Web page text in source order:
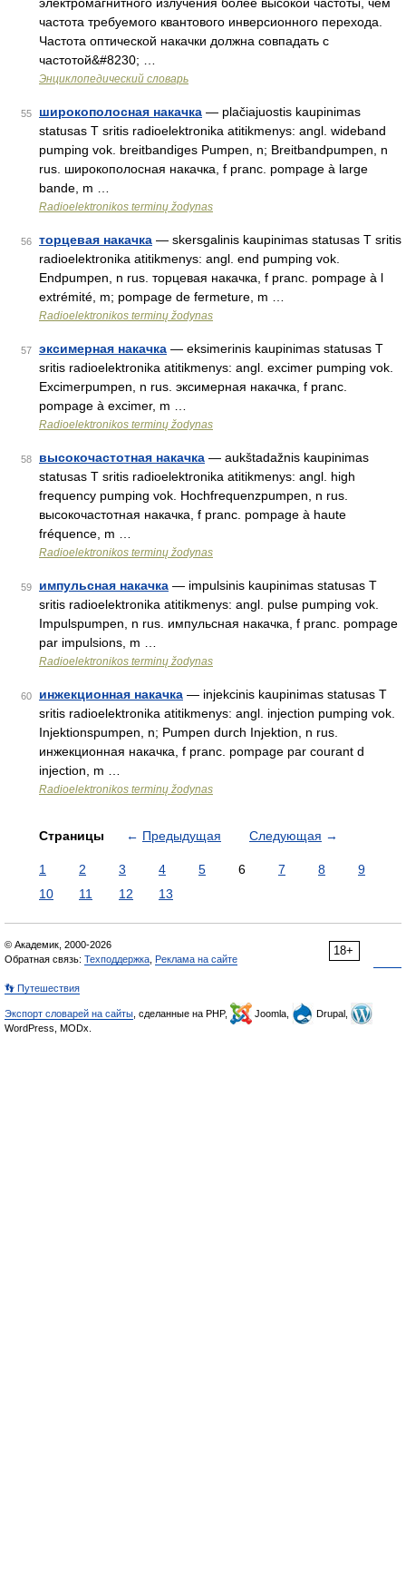
частота требуемого квантового инверсионного перехода.
Частота оптической накачки должна совпадать с
частотой&#8230; …
Энциклопедический словарь
55 широкополосная накачка — plačiajuostis kaupinimas
statusas T sritis radioelektronika atitikmenys: angl. wideband
pumping vok. breitbandiges Pumpen, n; Breitbandpumpen, n
rus. широкополосная накачка, f pranc. pompage à large
bande, m …
Radioelektronikos terminų žodynas
56 торцевая накачка — skersgalinis kaupinimas statusas T sritis
radioelektronika atitikmenys: angl. end pumping vok.
Endpumpen, n rus. торцевая накачка, f pranc. pompage à l
extrémité, m; pompage de fermeture, m …
Radioelektronikos terminų žodynas
57 эксимерная накачка — eksimerinis kaupinimas statusas T
sritis radioelektronika atitikmenys: angl. excimer pumping vok.
Excimerpumpen, n rus. эксимерная накачка, f pranc.
pompage à excimer, m …
Radioelektronikos terminų žodynas
58 высокочастотная накачка — aukštadažnis kaupinimas
statusas T sritis radioelektronika atitikmenys: angl. high
frequency pumping vok. Hochfrequenzpumpen, n rus.
высокочастотная накачка, f pranc. pompage à haute
fréquence, m …
Radioelektronikos terminų žodynas
59 импульсная накачка — impulsinis kaupinimas statusas T
sritis radioelektronika atitikmenys: angl. pulse pumping vok.
Impulspumpen, n rus. импульсная накачка, f pranc. pompage
par impulsions, m …
Radioelektronikos terminų žodynas
60 инжекционная накачка — injekcinis kaupinimas statusas T
sritis radioelektronika atitikmenys: angl. injection pumping vok.
Injektionspumpen, n; Pumpen durch Injektion, n rus.
инжекционная накачка, f pranc. pompage par courant d
injection, m …
Radioelektronikos terminų žodynas
Страницы ← Предыдущая Следующая →
1 2 3 4 5 6 7 8
9
10
11 12 13
18+
© Академик, 2000-2026
Обратная связь: Техподдержка Реклама на сайте
👣 Путешествия
Экспорт словарей на сайты , сделанные на PHP, Joomla,
Drupal,
WordPress, MODx.